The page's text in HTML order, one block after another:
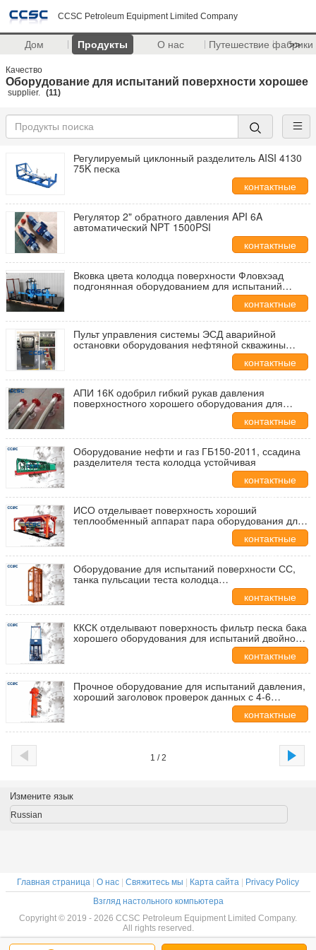
CCSC Petroleum Equipment Limited Company
Дом Продукты О нас Путешествие фабрики
>>
Качество
Оборудование для испытаний поверхности хорошее
supplier. (11)
Регулируемый циклонный разделитель AISI 4130
75K песка
контактные
данные
Регулятор 2" обратного давления API 6A
автоматический NPT 1500PSI
контактные
данные
Вковка цвета колодца поверхности Фловхэад
подгонянная оборудованием для испытаний
контактные
данные
Пульт управления системы ЭСД аварийной
остановки оборудования нефтяной скважины
контактные
данные
АПИ 16К одобрил гибкий рукав давления
поверхностного хорошего оборудования для
контактные
данные
Оборудование нефти и газ ГБ150-2011, ссадина
разделителя теста колодца устойчивая
контактные
данные
ИСО отделывает поверхность хороший
теплообменный аппарат пара оборудования для
испытаний/промышленный косвенный
контактные
данные
Оборудование для испытаний поверхности СС,
танка пульсации теста колодца
продолжительность жизни вертикального длинная
контактные
данные
ККСК отделывают поверхность фильтр песка бака
хорошего оборудования для испытаний двойной/
установленный скидом фильтр Десандер
контактные
данные
Прочное оборудование для испытаний давления,
хороший заголовок проверок данных с 4-6
контактные
данные
1 / 2
Измените язык
Russian
Главная страница О нас Свяжитесь мы Карта сайта
Privacy Policy
Взгляд настольного компьютера
Copyright © 2019 - 2026 CCSC Petroleum Equipment Limited Company.
All rights reserved.